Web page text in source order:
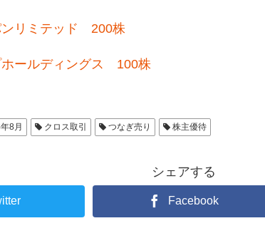
ンリミテッド 200株
ホールディングス 100株
8月 クロス取引 つなぎ売り 株主優待
シェアする
Facebook